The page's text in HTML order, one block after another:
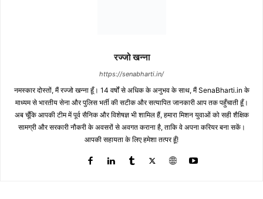
रज्जो खन्ना
https://senabharti.in/
नमस्कार दोस्तों, मैं रज्जो खन्ना हूँ। 14 वर्षों से अधिक के अनुभव के साथ, मैं SenaBharti.in के
माध्यम से भारतीय सेना और पुलिस भर्ती की सटीक और सत्यापित जानकारी आप तक पहुँचाती हूँ।
अब चूँकि आपकी टीम में पूर्व सैनिक और विशेषज्ञ भी शामिल हैं, हमारा मिशन युवाओं को सही शैक्षिक
सामग्री और सरकारी नौकरी के अवसरों से अवगत कराना है, ताकि वे अपना करियर बना सकें।
आपकी सहायता के लिए हमेशा तत्पर हूँ!